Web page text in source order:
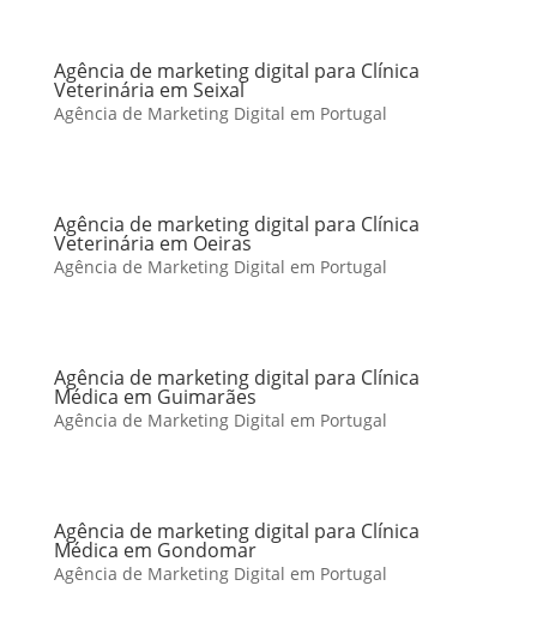
Agência de marketing digital para Clínica
Veterinária em Seixal
Agência de Marketing Digital em Portugal
Agência de marketing digital para Clínica
Veterinária em Oeiras
Agência de Marketing Digital em Portugal
Agência de marketing digital para Clínica
Médica em Guimarães
Agência de Marketing Digital em Portugal
Agência de marketing digital para Clínica
Médica em Gondomar
Agência de Marketing Digital em Portugal